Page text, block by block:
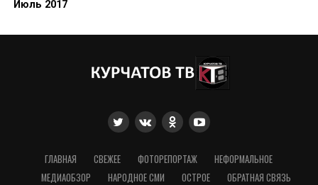
Июль 2017
ГЛАВНАЯ СВЕЖЕЕ ФОТОРЕПОРТАЖ
НЕФОРМАЛЬНОЕ
МЕДИАОБЗОР
НАРОДНОЕ СМИ ОСТРОЕ
ОБРАТНАЯ СВЯЗЬ